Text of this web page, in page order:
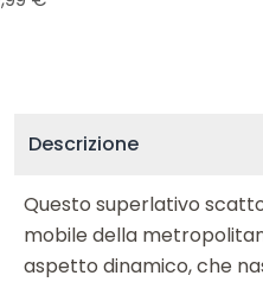
Descrizione
Questo superlativo
mobile della
aspetto dinamico, che